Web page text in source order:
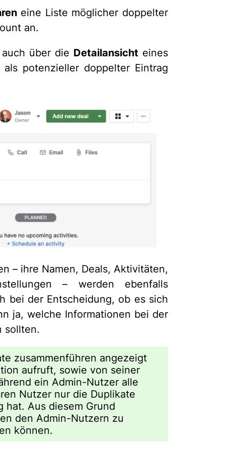
eine Liste möglicher doppelter
an.
über die Detailansicht eines
potenzieller doppelter Eintrag
– ihre Namen, Deals, Aktivitäten,
– werden ebenfalls
bei der Entscheidung, ob es sich
ja, welche Informationen bei der
sollten.
zusammenführen angezeigt
aufruft, sowie von seiner
ein Admin-Nutzer alle
Nutzer nur die Duplikate
Aus diesem Grund
den Admin-Nutzern zu
können.